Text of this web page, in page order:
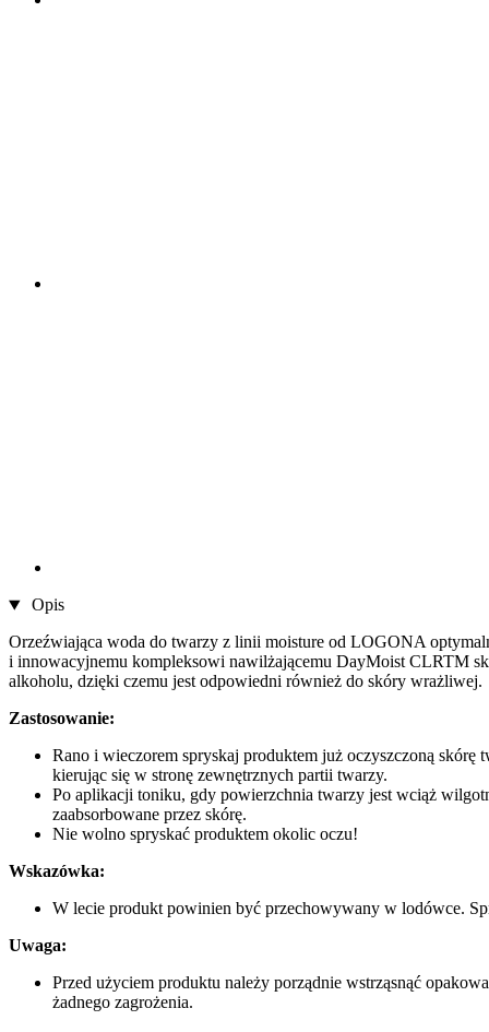
Opis
Orzeźwiająca woda do twarzy z linii moisture od LOGONA
i innowacyjnemu kompleksowi nawilżającemu DayMoist CLRTM
alkoholu, dzięki czemu jest odpowiedni również do skóry wrażliwej.
Zastosowanie:
Rano i wieczorem spryskaj produktem już oczyszczoną
kierując się w stronę zewnętrznych partii twarzy.
Po aplikacji toniku, gdy powierzchnia twarzy jest wciąż
zaabsorbowane przez skórę.
Nie wolno spryskać produktem okolic oczu!
Wskazówka:
W lecie produkt powinien być przechowywany w lodówce.
Uwaga:
Przed użyciem produktu należy porządnie wstrząsnąć
żadnego zagrożenia.